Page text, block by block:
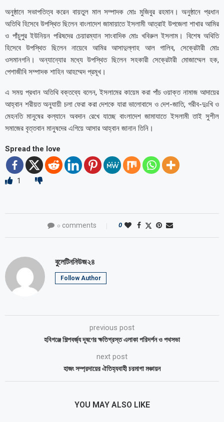
অনুষ্ঠানে সভাপতিত্ব করেন বায়তুল মাল সম্পাদক মোঃ মুজিবুর রহমান। অনুষ্ঠানে প্রধান
অতিথি হিসেবে উপস্থিত ছিলেন বাংলাদেশ জামায়াতে ইসলামী আত্রাই উপজেলা শাখার আমির
ও পাঁচুপুর ইউনিয়ন পরিষদের চেয়ারম্যান সাংবাদিক মোঃ খবিরুল ইসলাম। বিশেষ অথিতি
হিসেবে উপস্থিত ছিলেন নায়েবে আমির আসাদুল্লাহ আল গালিব, সেক্রেটারী মোঃ
ওসমানগনি। অন্যান্যোর মধ্যে উপস্থিত ছিলেন সহকারী সেক্রেটারী মোজাম্মেল হক,
পেশাজীবি সম্পাদক শাহিন আহম্মেদ প্রমূখ।
এ সময় প্রধান অতিথি বক্তব্যে বলেন, ইসলামের কায়েম করা পাঁচ ওয়াক্ত নামাজ আদায়ের
আহ্বান শরীয়ত অনুযায়ী চলা ফেরা করা দেশকে যারা ভালোবাসে ও দেশ-জাতি, গরীব-দুঃখি ও
মেহনতি মানুষের কল্যানে অবদান রেখে যাচ্ছে বাংলাদেশ জামাযাতে ইসলামী তাই সুশীল
সমাজের বৃত্তবান মানুষদের এগিয়ে আসার আহ্বান জানান তিনি।
Spread the love
1
০ comments 0
বুলেটিননিউজ২৪
Follow Author
previous post
হবিগঞ্জে শিল্পবর্জ্য দূষণের ক্ষতিগ্রস্ত এলাকা পরিদর্শন ও পথসভা
next post
হাজং সম্প্রদায়ের ঐতিহ্যবাহী চরমাগা মঞ্চায়ন
YOU MAY ALSO LIKE